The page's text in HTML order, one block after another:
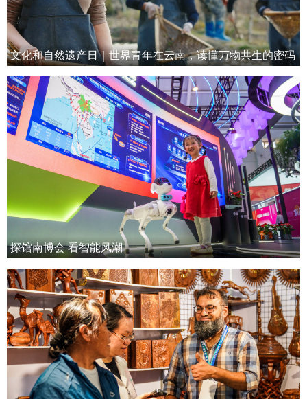
文化和自然遗产日｜世界青年在云南，读懂万物共生的密码
探馆南博会 看智能风潮